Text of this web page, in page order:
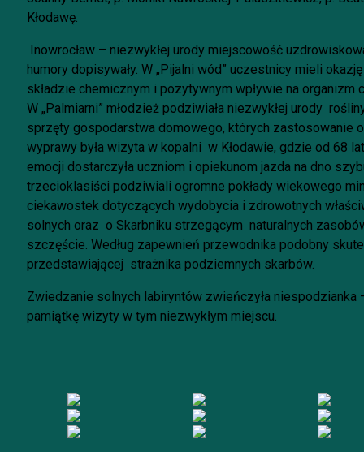
Kłodawę.
Inowrocław – niezwykłej urody miejscowość
humory dopisywały. W „Pijalni wód” uczestnicy mieli
składzie chemicznym i pozytywnym wpływie na
W „Palmiarni” młodzież podziwiała niezwykłej urody
sprzęty gospodarstwa domowego, których zastosowanie
wyprawy była wizyta w kopalni w Kłodawie, gdzie od 68
emocji dostarczyła uczniom i opiekunom jazda na dno
trzecioklasiści podziwiali ogromne pokłady wiekowego
ciekawostek dotyczących wydobycia i zdrowotnych
solnych oraz o Skarbniku strzegącym naturalnych
szczęście. Według zapewnień przewodnika podobny
przedstawiającej strażnika podziemnych skarbów.
Zwiedzanie solnych labiryntów zwieńczyła
pamiątkę wizyty w tym niezwykłym miejscu.